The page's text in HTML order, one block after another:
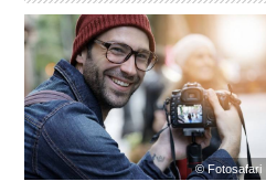
© Fotosafari